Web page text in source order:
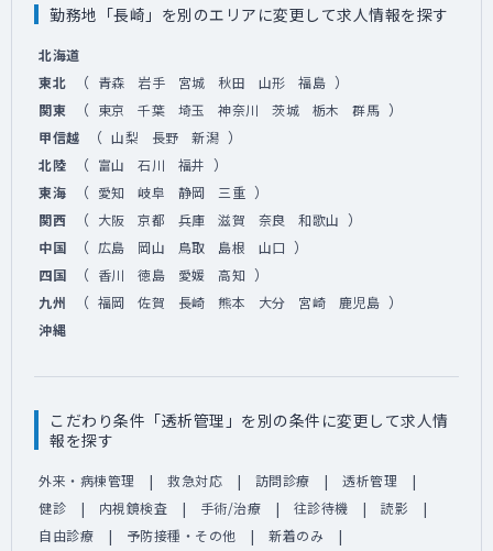
勤務地「長崎」を別のエリアに変更して求人情報を探す
北海道
東北
（ 青森 岩手 宮城 秋田 山形 福島 ）
関東 （ 東京 千葉 埼玉 神奈川 茨城 栃木 群馬 ）
甲信越 （ 山梨 長野 新潟 ）
北陸 （ 富山 石川 福井 ）
東海 （ 愛知 岐阜 静岡 三重 ）
関西 （ 大阪 京都 兵庫 滋賀 奈良 和歌山 ）
中国 （ 広島 岡山 鳥取 島根 山口 ）
四国 （ 香川 徳島 愛媛 高知 ）
九州 （ 福岡 佐賀 長崎 熊本 大分 宮崎 鹿児島 ）
沖縄
こだわり条件「透析管理」を別の条件に変更して求人情
報を探す
外来・病棟管理 救急対応 訪問診療
透析管理
健診
内視鏡検査 手術/治療 往診待機
読影
自由診療
予防接種・その他
新着のみ